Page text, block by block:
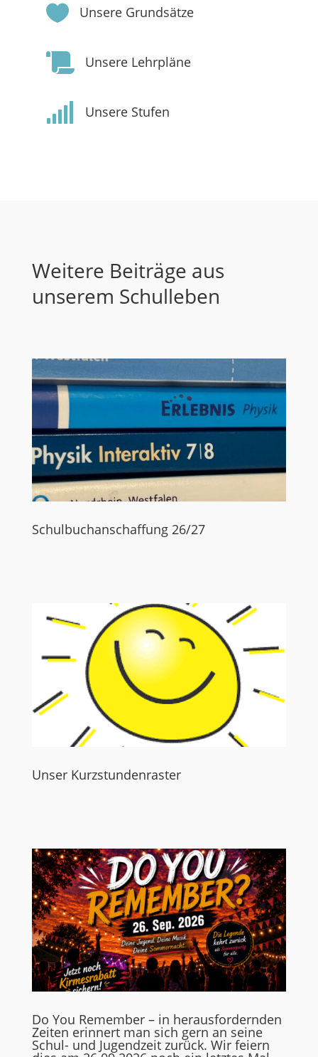
 Unsere Grundsätze
 Unsere Lehrpläne
 Unsere Stufen
Weitere Beiträge aus
unserem Schulleben
Schulbuchanschaffung 26/27
Unser Kurzstundenraster
Do You Remember – in herausfordernden
Zeiten erinnert man sich gern an seine
Schul- und Jugendzeit zurück. Wir feiern